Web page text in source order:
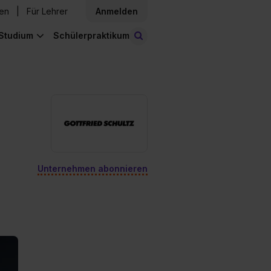
Für Lehrer Anmelden
Schülerpraktikum
Unternehmen abonnieren